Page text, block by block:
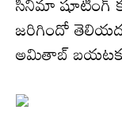
జరిగిందో
అమితాబ్